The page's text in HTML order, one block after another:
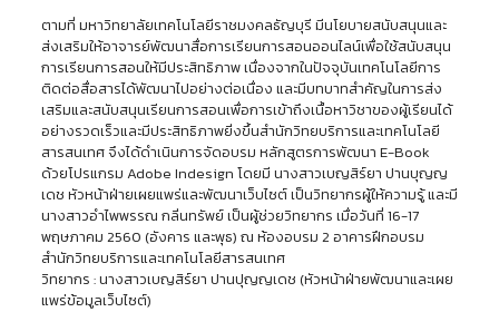
ตามที่ มหาวิทยาลัยเทคโนโลยีราชมงคลธัญบุรี มีนโยบายสนับสนุนและ
ส่งเสริมให้อาจารย์พัฒนาสื่อการเรียนการสอนออนไลน์เพื่อใช้สนับสนุน
การเรียนการสอนให้มีประสิทธิภาพ เนื่องจากในปัจจุบันเทคโนโลยีการ
ติดต่อสื่อสารได้พัฒนาไปอย่างต่อเนื่อง และมีบทบาทสำคัญในการส่ง
เสริมและสนับสนุนเรียนการสอนเพื่อการเข้าถึงเนื้อหาวิชาของผู้เรียนได้
อย่างรวดเร็วและมีประสิทธิภาพยิ่งขึ้นสำนักวิทยบริการและเทคโนโลยี
สารสนเทศ จึงได้ดำเนินการจัดอบรม หลักสูตรการพัฒนา E-Book
ด้วยโปรแกรม Adobe Indesign โดยมี นางสาวเบญสิร์ยา ปานบุญญ
เดช หัวหน้าฝ่ายเผยแพร่และพัฒนาเว็บไซต์ เป็นวิทยากรผู้ให้ความรู้ และมี
นางสาวอำไพพรรณ กลิ่นทรัพย์ เป็นผู้ช่วยวิทยากร เมื่อวันที่ 16-17
พฤษภาคม 2560 (อังคาร และพุธ) ณ ห้องอบรม 2 อาคารฝึกอบรม
สำนักวิทยบริการและเทคโนโลยีสารสนเทศ
วิทยากร : นางสาวเบญสิร์ยา ปานปุญญเดช (หัวหน้าฝ่ายพัฒนาและเผย
แพร่ข้อมูลเว็บไซต์)